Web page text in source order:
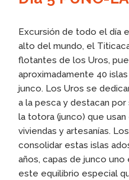
Excursión de todo el día
alto del mundo, el
flotantes de los Uros,
aproximadamente 40
junco. Los Uros se
a la pesca y destacan por
la totora (junco) que usan
viviendas y artesanías.
consolidar estas islas
años, capas de junco
este equilibrio especial